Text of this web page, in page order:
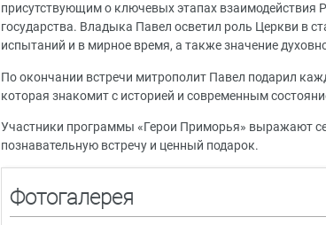
присутствующим о ключевых этапах взаимодействия
государства. Владыка Павел осветил роль Церкви в
испытаний и в мирное время, а также значение
По окончании встречи митрополит Павел подарил
которая знакомит с историей и современным
Участники программы «Герои Приморья» выражают
познавательную встречу и ценный подарок.
Фотогалерея